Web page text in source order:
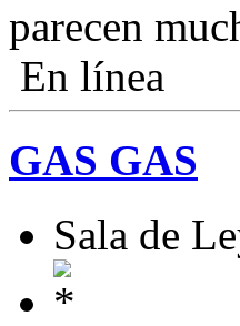
parecen
En línea
GAS GAS
Sala de